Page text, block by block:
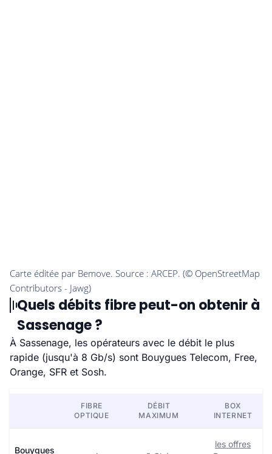
Quels débits fibre peut-on obtenir à
Sassenage ?
À Sassenage, les opérateurs avec le débit le plus
rapide (jusqu'à 8 Gb/s) sont Bouygues Telecom, Free,
Orange, SFR et Sosh.
FIBRE
OPTIQUE
DÉBIT
MAXIMUM
BOX
INTERNET
Bouygues
les offres